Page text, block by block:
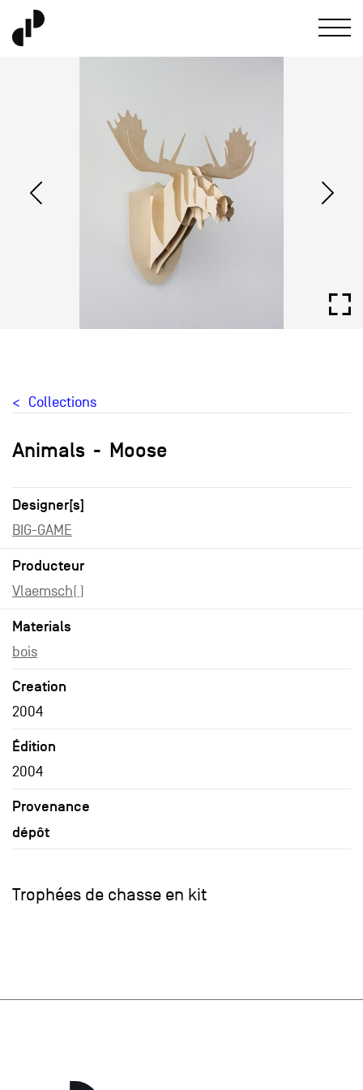
Collections
Animals Moose
Designer[s]
BIG-GAME
Producteur
Vlaemsch( )
Materials
bois
Creation
2004
Édition
2004
Provenance
dépôt
Trophées de chasse en kit